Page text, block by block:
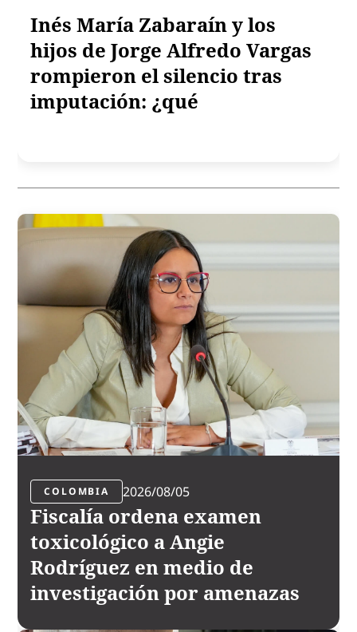
Inés María Zabaraín y los
hijos de Jorge Alfredo Vargas
rompieron el silencio tras
imputación: ¿qué
COLOMBIA 2026/08/05
Fiscalía ordena examen
toxicológico a Angie
Rodríguez en medio de
investigación por amenazas